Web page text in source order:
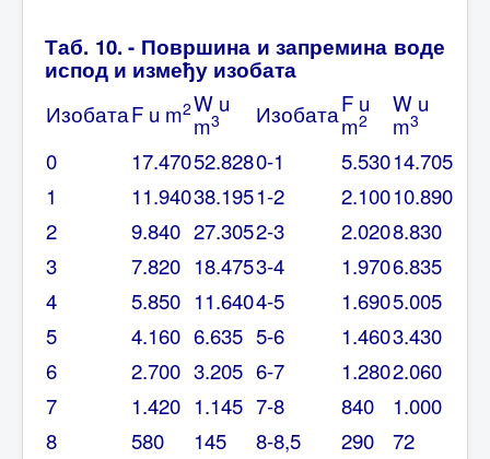
Таб. 10. - Површина и запремина воде
испод и између изобата
ИзобатаF u m2W u
m3 ИзобатаF u
m2
W u
m3
0 17.47052.8280-1 5.53014.705
1
11.94038.1951-2 2.10010.890
2
9.840 27.3052-3 2.0208.830
3
7.820 18.4753-4 1.9706.835
4
5.850 11.6404-5 1.6905.005
5
4.160 6.635 5-6 1.4603.430
6
2.700 3.205 6-7 1.2802.060
7
1.420 1.145 7-8 840
1.000
8
580 145 8-8,5 290
72